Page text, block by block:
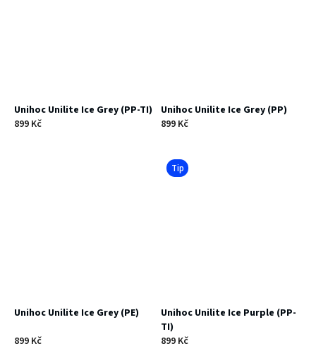
Unihoc Unilite Ice Grey (PP-TI)
899 Kč
Unihoc Unilite Ice Grey (PP)
899 Kč
Unihoc Unilite Ice Grey (PE)
899 Kč
Tip
Unihoc Unilite Ice Purple (PP-
TI)
899 Kč